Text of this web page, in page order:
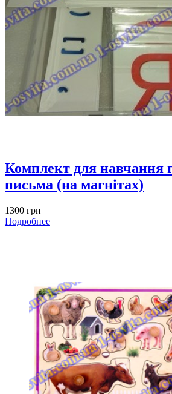
Комплект для навчання
письма (на магнітах)
1300 грн
Подробнее